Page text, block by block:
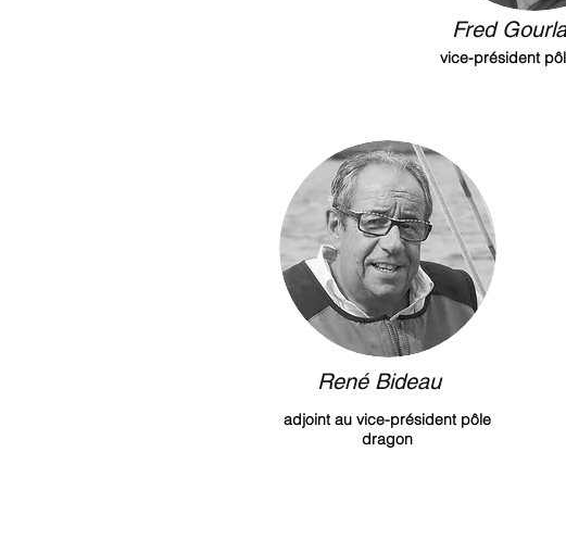
Fred
vice-président
René Bideau
adjoint au vice-président pôle
dragon